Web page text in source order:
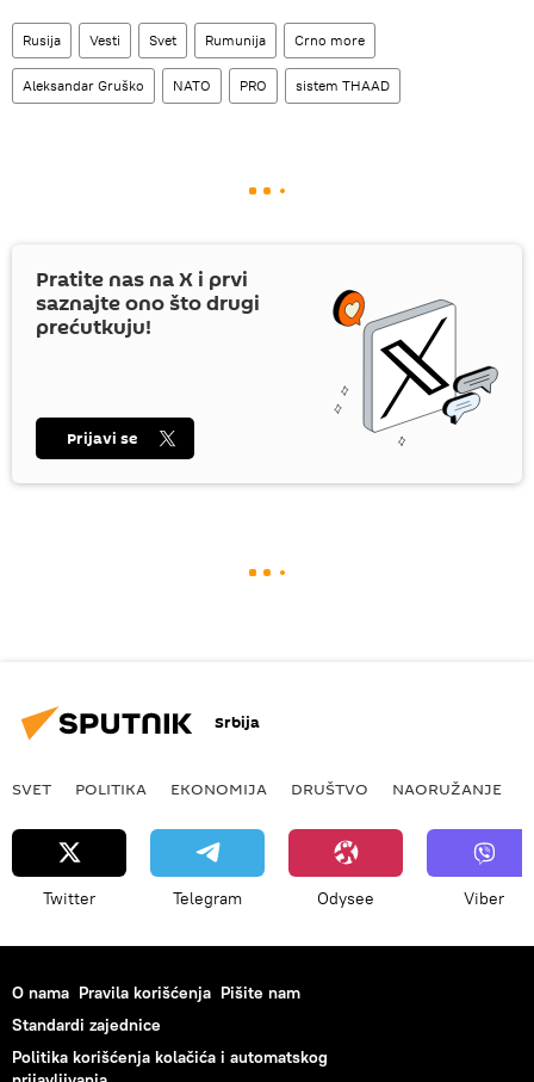
Rusija Vesti Svet Rumunija Crno more
Aleksandar Gruško NATO PRO sistem THAAD
Pratite nas naX i prvi
saznajte ono što drugi
prećutkuju!
Prijavi se
Srbija
SVET POLITIKA EKONOMIJA DRUŠTVO NAORUŽANJE
Twitter Telegram Odysee Viber
O nama Pravila korišćenja Pišite nam
Standardi zajednice
Politika korišćenja kolačića i automatskog